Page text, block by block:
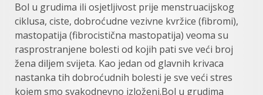
Bol u grudima ili osjetljivost prije menstruacijskog
ciklusa, ciste, dobroćudne vezivne kvržice (fibromi),
mastopatija (fibrocistična mastopatija) veoma su
rasprostranjene bolesti od kojih pati sve veći broj
žena diljem svijeta. Kao jedan od glavnih krivaca
nastanka tih dobroćudnih bolesti je sve veći stres
kojem smo svakodnevno izloženi.Bol u grudima